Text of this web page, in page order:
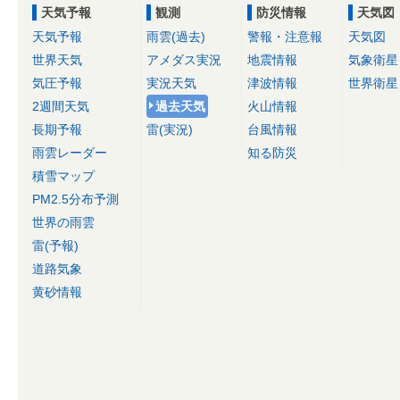
天気予報
天気予報
世界天気
気圧予報
2週間天気
長期予報
雨雲レーダー
積雪マップ
PM2.5分布予測
世界の雨雲
雷(予報)
道路気象
黄砂情報
観測
雨雲(過去)
アメダス実況
実況天気
過去天気
雷(実況)
防災情報
警報・注意報
地震情報
津波情報
火山情報
台風情報
知る防災
天気図
天気図
気象衛星
世界衛星